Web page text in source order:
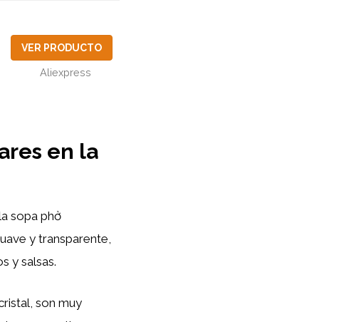
VER PRODUCTO
Aliexpress
en la
sopa phở
y transparente,
y salsas.
son muy